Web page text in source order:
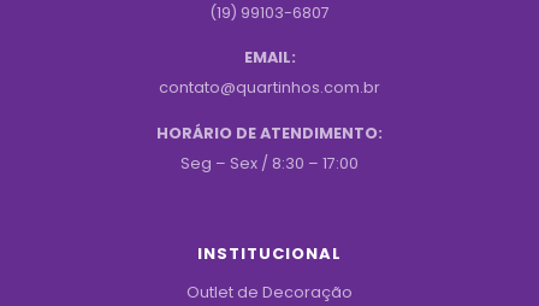
(19) 99103-6807
EMAIL:
contato@quartinhos.com.br
HORÁRIO DE ATENDIMENTO:
Seg – Sex / 8:30 – 17:00
INSTITUCIONAL
Outlet de Decoração